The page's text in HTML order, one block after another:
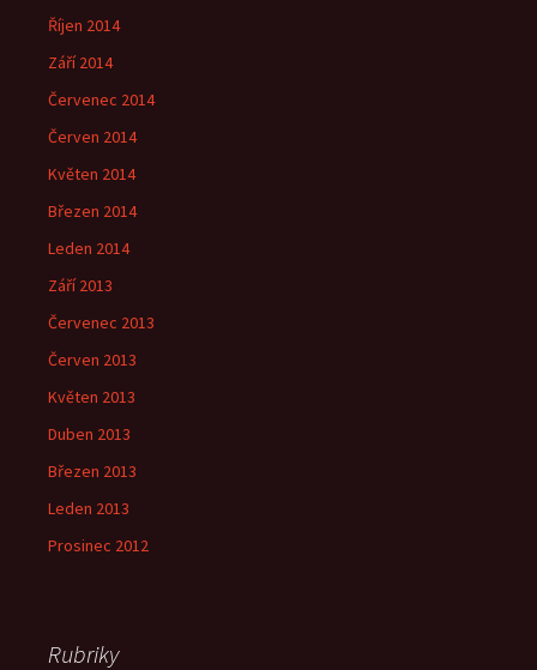
Říjen 2014
Září 2014
Červenec 2014
Červen 2014
Květen 2014
Březen 2014
Leden 2014
Září 2013
Červenec 2013
Červen 2013
Květen 2013
Duben 2013
Březen 2013
Leden 2013
Prosinec 2012
Rubriky